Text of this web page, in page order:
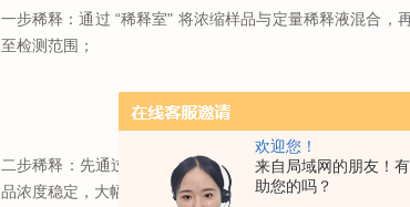
欢迎您！
来自局域网的朋友！
助您的吗？
一步稀释：通过 “稀释室" 将浓缩样品与定量稀释液混合，
至检测范围；
二步稀释：先通过“稀释室"按固定比例稀释，再进入 “混
品浓度稳定，大幅提升粒径分布（PSD）的统计准确性。